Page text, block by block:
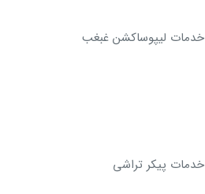
خدمات لیپوساکشن غبغب
خدمات پیکر تراشی